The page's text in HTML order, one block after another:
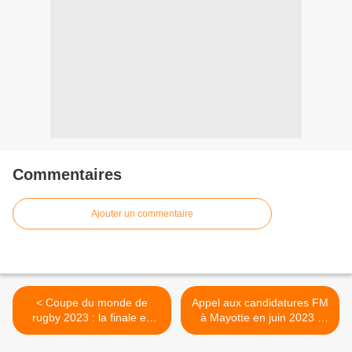
Commentaires
Ajouter un commentaire
< Coupe du monde de
rugby 2023 : la finale en
direct sur NC La 1ère !
Appel aux candidatures FM
à Mayotte en juin 2023 :
Liste des candidats